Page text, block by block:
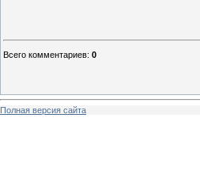
Всего комментариев: 0
Полная версия сайта